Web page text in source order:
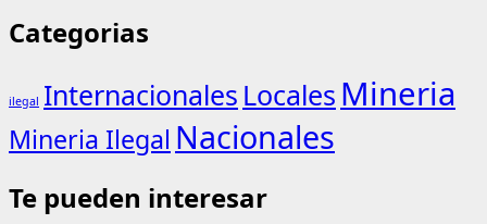
Categorias
ilegal Internacionales Locales Mineria
Mineria Ilegal Nacionales
Te pueden interesar